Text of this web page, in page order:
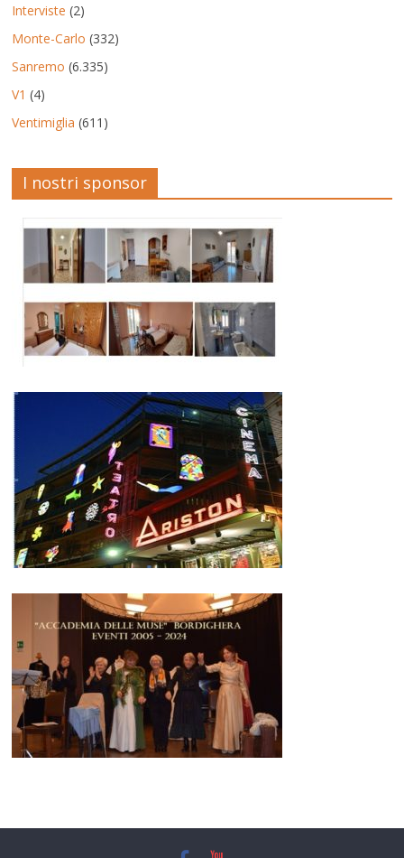
Interviste (2)
Monte-Carlo (332)
Sanremo (6.335)
V1 (4)
Ventimiglia (611)
I nostri sponsor